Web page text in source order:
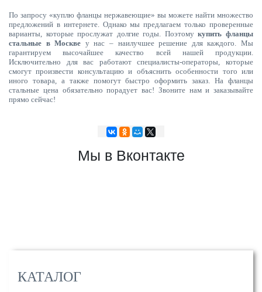
КАТАЛОГ
По запросу «куплю фланцы нержавеющие» вы можете найти множество
предложений в интернете. Однако мы предлагаем только проверенные
варианты, которые прослужат долгие годы. Поэтомукупить фланцы
стальные в Москве у нас – наилучшее решение для каждого. Мы
гарантируем высочайшее качество всей нашей продукции.
Исключительно для вас работают специалисты-операторы, которые
смогут произвести консультацию и объяснить особенности того или
иного товара, а также помогут быстро оформить заказ. На фланцы
стальные цена обязательно порадует вас! Звоните нам и заказывайте
прямо сейчас!
Мы в Вконтакте